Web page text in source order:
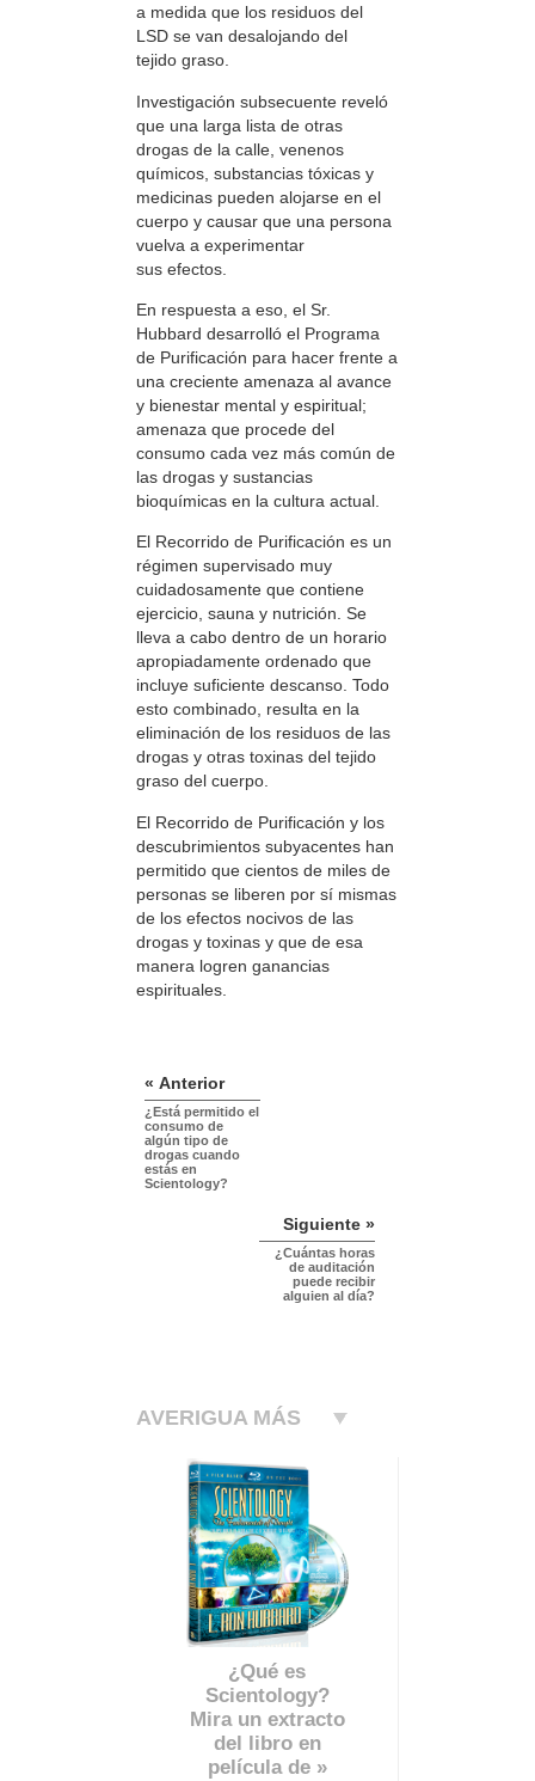
a medida que los residuos del
LSD se van desalojando del
tejido graso.
Investigación subsecuente reveló
que una larga lista de otras
drogas de la calle, venenos
químicos, substancias tóxicas y
medicinas pueden alojarse en el
cuerpo y causar que una persona
vuelva a experimentar
sus efectos.
En respuesta a eso, el Sr.
Hubbard desarrolló el Programa
de Purificación para hacer frente a
una creciente amenaza al avance
y bienestar mental y espiritual;
amenaza que procede del
consumo cada vez más común de
las drogas y sustancias
bioquímicas en la cultura actual.
El Recorrido de Purificación es un
régimen supervisado muy
cuidadosamente que contiene
ejercicio, sauna y nutrición. Se
lleva a cabo dentro de un horario
apropiadamente ordenado que
incluye suficiente descanso. Todo
esto combinado, resulta en la
eliminación de los residuos de las
drogas y otras toxinas del tejido
graso del cuerpo.
El Recorrido de Purificación y los
descubrimientos subyacentes han
permitido que cientos de miles de
personas se liberen por sí mismas
de los efectos nocivos de las
drogas y toxinas y que de esa
manera logren ganancias
espirituales.
« Anterior
¿Está permitido el
consumo de
algún tipo de
drogas cuando
estás en
Scientology?
Siguiente »
¿Cuántas horas
de auditación
puede recibir
alguien al día?
AVERIGUA MÁS
¿Qué es
Scientology?
Mira un extracto
del libro en
película de »